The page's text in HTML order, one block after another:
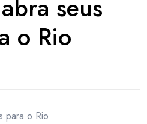
seus
o Rio
para o Rio